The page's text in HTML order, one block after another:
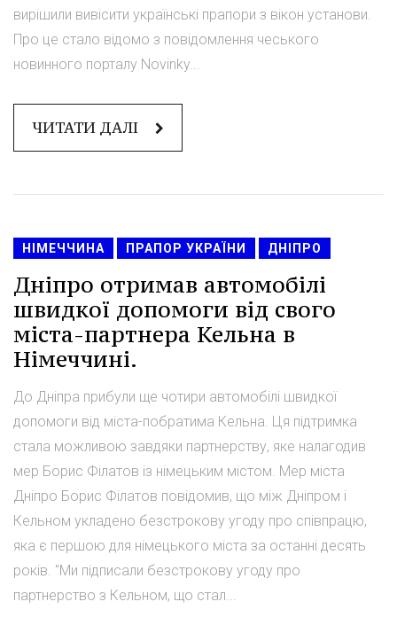
вирішили вивісити українські прапори з вікон установи.
Про це стало відомо з повідомлення чеського
новинного порталу Novinky...
ЧИТАТИ ДАЛІ
НІМЕЧЧИНА ПРАПОР УКРАЇНИ ДНІПРО
Дніпро отримав автомобілі
швидкої допомоги від свого
міста-партнера Кельна в
Німеччині.
До Дніпра прибули ще чотири автомобілі швидкої
допомоги від міста-побратима Кельна. Ця підтримка
стала можливою завдяки партнерству, яке налагодив
мер Борис Філатов із німецьким містом. Мер міста
Дніпро Борис Філатов повідомив, що між Дніпром і
Кельном укладено безстрокову угоду про співпрацю,
яка є першою для німецького міста за останні десять
років. "Ми підписали безстрокову угоду про
партнерство з Кельном, що стал...